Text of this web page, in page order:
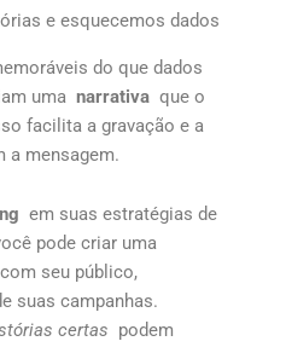
e esquecemos dados
do que dados
uma narrativa que o
facilita a gravação e a
a mensagem.
em suas estratégias de
pode criar uma
seu público,
suas campanhas.
certas podem